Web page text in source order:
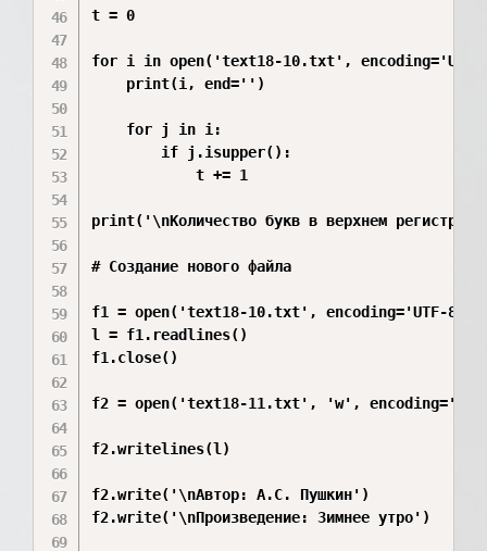
t = 0
for i in open('text18-10.txt',
    print(i, end='')
    for j in i:
        if j.isupper():
            t += 1
print('\nКоличество букв в верхнем
# Создание нового файла
f1 = open('text18-10.txt', encoding='UTF-8')
l = f1.readlines()
f1.close()
f2 = open('text18-11.txt', 'w',
f2.writelines(l)
f2.write('\nАвтор: А.С. Пушкин')
f2.write('\nПроизведение: Зимнее утро')